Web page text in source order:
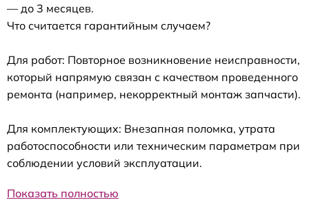
— до 3 месяцев.
Что считается гарантийным случаем?
Для работ: Повторное возникновение неисправности,
который напрямую связан с качеством проведенного
ремонта (например, некорректный монтаж запчасти).
Для комплектующих: Внезапная поломка, утрата
работоспособности или техническим параметрам при
соблюдении условий эксплуатации.
Показать полностью